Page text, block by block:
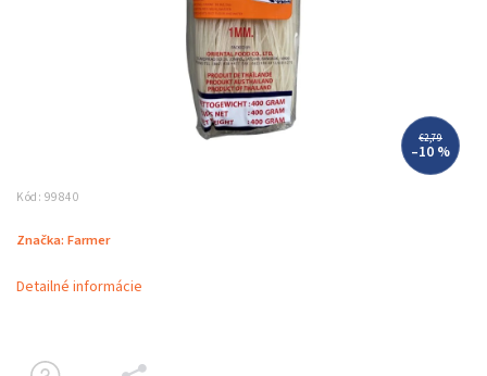
€2,79
–10 %
Kód: 99840
Značka: Farmer
Detailné informácie